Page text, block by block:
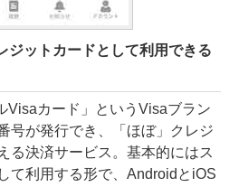
ジットカードとして利用できる
Visaカード」というVisaブラン
号が発行でき、「ほぼ」クレジ
る決済サービス。基本的にはス
て利用する形で、AndroidとiOS